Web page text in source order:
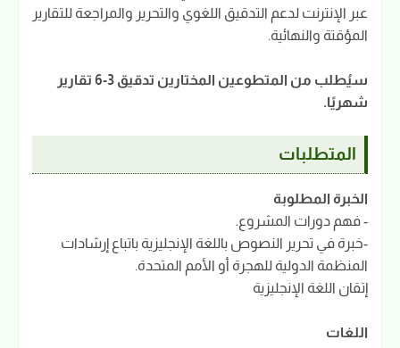
عبر الإنترنت لدعم التدقيق اللغوي والتحرير والمراجعة للتقارير
المؤقتة والنهائية.
سيُطلب من المتطوعين المختارين تدقيق 3-6 تقارير
شهريًا.
المتطلبات
الخبرة المطلوبة
- فهم دورات المشروع.
-خبرة في تحرير النصوص باللغة الإنجليزية باتباع إرشادات
المنظمة الدولية للهجرة أو الأمم المتحدة.
إتقان اللغة الإنجليزية
اللغات